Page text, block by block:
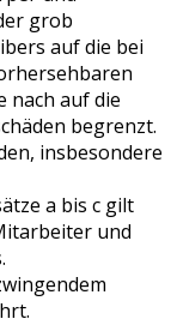
grob
auf die bei
nach auf die
begrenzt.
insbesondere
a bis c gilt
und